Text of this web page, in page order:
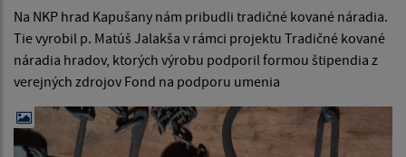
Na NKP hrad Kapušany nám pribudli tradičné kované náradia.
Tie vyrobil p. Matúš Jalakša v rámci projektu Tradičné kované
náradia hradov, ktorých výrobu podporil formou štipendia z
verejných zdrojov Fond na podporu umenia